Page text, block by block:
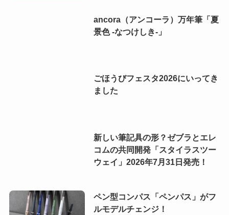
ancora（アンコーラ）万年筆「夏
景色 -なつけしき-」
ごほうびフェスタ2026にいってき
ました
新しい筆記具の形？ゼブラとエレ
コムの共同開発「スタイラスツー
ウェイ」2026年7月31日発売！
ペン型コンパス「ペンパス」がフ
ルモデルチェンジ！